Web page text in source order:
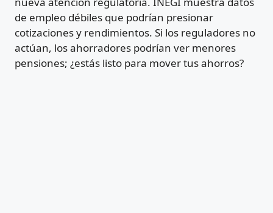
de empleo débiles que podrían presionar
cotizaciones y rendimientos. Si los reguladores no
actúan, los ahorradores podrían ver menores
pensiones; ¿estás listo para mover tus ahorros?